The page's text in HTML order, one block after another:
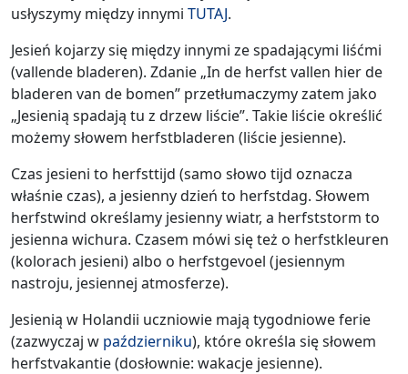
usłyszymy między innymi TUTAJ.
Jesień kojarzy się między innymi ze spadającymi liśćmi
(vallende bladeren). Zdanie „In de herfst vallen hier de
bladeren van de bomen” przetłumaczymy zatem jako
„Jesienią spadają tu z drzew liście”. Takie liście określić
możemy słowem herfstbladeren (liście jesienne).
Czas jesieni to herfsttijd (samo słowo tijd oznacza
właśnie czas), a jesienny dzień to herfstdag. Słowem
herfstwind określamy jesienny wiatr, a herfststorm to
jesienna wichura. Czasem mówi się też o herfstkleuren
(kolorach jesieni) albo o herfstgevoel (jesiennym
nastroju, jesiennej atmosferze).
Jesienią w Holandii uczniowie mają tygodniowe ferie
(zazwyczaj w październiku), które określa się słowem
herfstvakantie (dosłownie: wakacje jesienne).